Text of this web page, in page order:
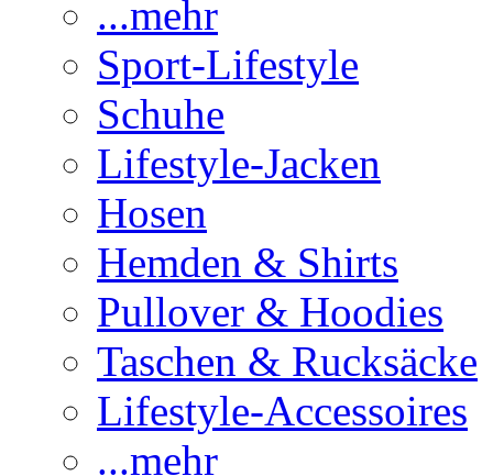
...mehr
Sport-Lifestyle
Schuhe
Lifestyle-Jacken
Hosen
Hemden & Shirts
Pullover & Hoodies
Taschen & Rucksäcke
Lifestyle-Accessoires
...mehr